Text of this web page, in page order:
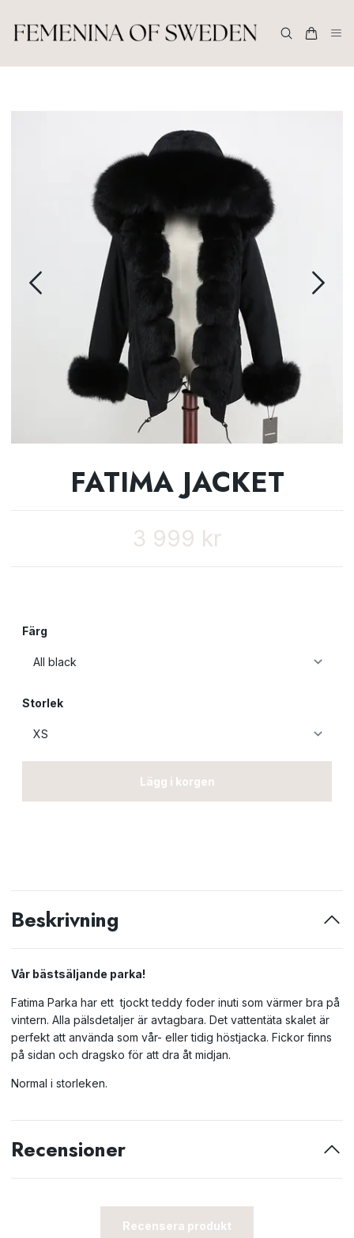
FATIMA JACKET
3 999 kr
Färg
Storlek
Lägg i korgen
Beskrivning
Vår bästsäljande parka!
Fatima Parka har ett tjockt teddy foder inuti som värmer bra på
vintern. Alla pälsdetaljer är avtagbara. Det vattentäta skalet är
perfekt att använda som vår- eller tidig höstjacka. Fickor finns
på sidan och dragsko för att dra åt midjan.
Normal i storleken.
Recensioner
Recensera produkt